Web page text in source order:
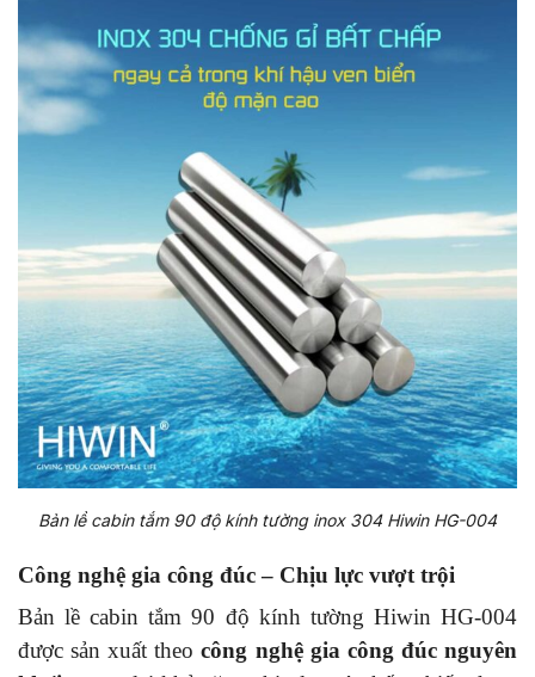
Bản lề cabin tắm 90 độ kính tường inox 304 Hiwin HG-004
Công nghệ gia công đúc – Chịu lực vượt trội
Bản lề cabin tắm 90 độ kính tường Hiwin HG-004
được sản xuất theocông nghệ gia công đúc nguyên